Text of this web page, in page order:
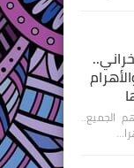
الجميع..